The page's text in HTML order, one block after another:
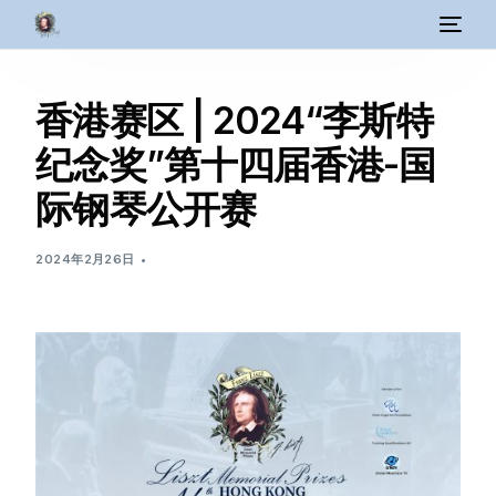
香港赛区 | 2024“李斯特
纪念奖”第十四届香港-国
际钢琴公开赛
2024年2月26日